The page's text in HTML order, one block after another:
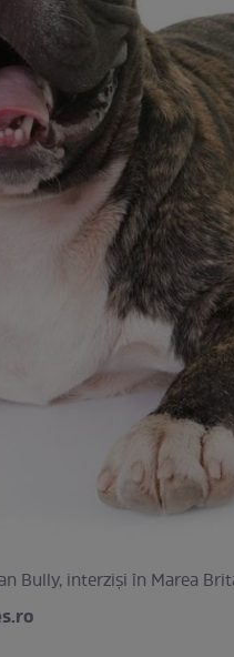
Bully, interziși în Marea